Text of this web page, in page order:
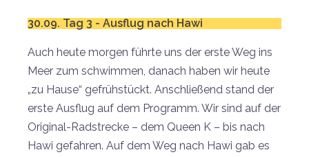
30.09. Tag 3 - Ausflug nach Hawi
Auch heute morgen führte uns der erste Weg ins
Meer zum schwimmen, danach haben wir heute
„zu Hause“ gefrühstückt. Anschließend stand der
erste Ausflug auf dem Programm. Wir sind auf der
Original-Radstrecke – dem Queen K – bis nach
Hawi gefahren. Auf dem Weg nach Hawi gab es